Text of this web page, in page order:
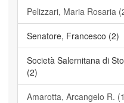
Pelizzari, Maria Rosaria
Senatore, Francesco (2)
Società Salernitana di
(2)
Amarotta, Arcangelo R.